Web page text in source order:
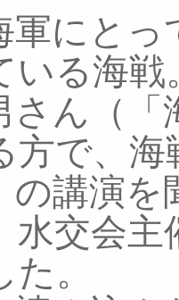
にとっ
いる海
さん（「
方で、
の講演
水交会
。